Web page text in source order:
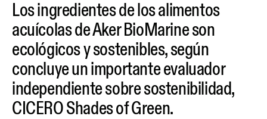
Los ingredientes de los alimentos
acuícolas de Aker BioMarine son
ecológicos y sostenibles, según
concluye un importante evaluador
independiente sobre sostenibilidad,
CICERO Shades of Green.